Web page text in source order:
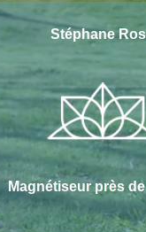
Stéphane
Magnétiseur près